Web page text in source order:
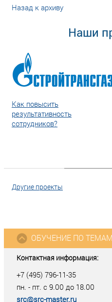
Назад к архиву
Наши
Как повысить
результативность
сотрудников?
Другие проекты
Контактная информация:
+7 (495) 796-11-35
пн. - пт. с 9.00 до 18.00
src@src-master.ru
ОБУЧЕНИЕ ПО ТЕМАМ